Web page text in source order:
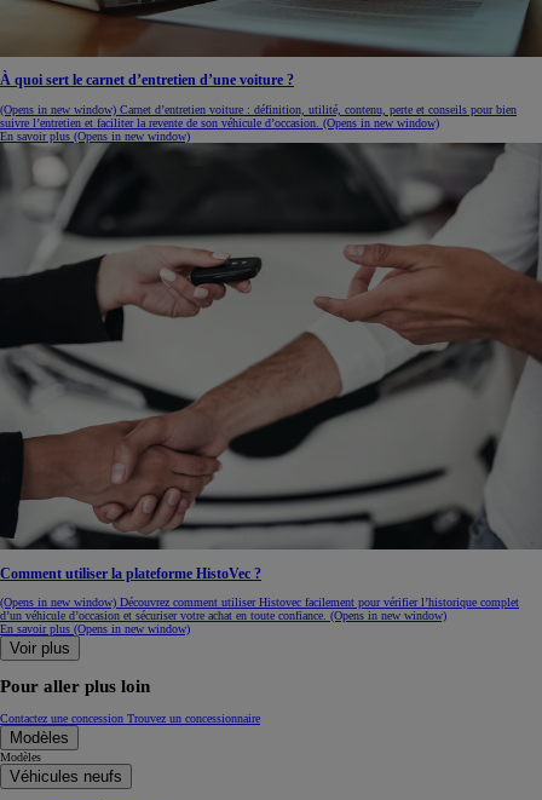
À quoi sert le carnet d’entretien d’une voiture ?
(Opens in new window) Carnet d’entretien voiture : définition, utilité, contenu, perte et conseils pour bien
suivre l’entretien et faciliter la revente de son véhicule d’occasion. (Opens in new window)
En savoir plus (Opens in new window)
Comment utiliser la plateforme HistoVec ?
(Opens in new window) Découvrez comment utiliser Histovec facilement pour vérifier l’historique complet
d’un véhicule d’occasion et sécuriser votre achat en toute confiance. (Opens in new window)
En savoir plus (Opens in new window)
Voir plus
Pour aller plus loin
Contactez une concession Trouvez un concessionnaire
Modèles
Modèles
Véhicules neufs